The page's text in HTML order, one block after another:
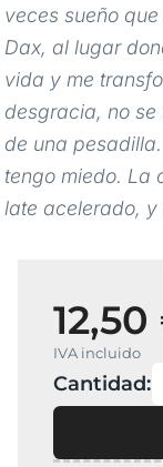
veces sueño
Dax, al lugar
vida y me
desgracia, no
de una
tengo miedo. La
late acelerado,
IVA incluido
Cantidad: